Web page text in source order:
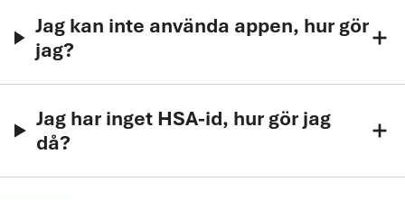
Jag kan inte använda appen, hur gör
jag?
add
Jag har inget HSA-id, hur gör jag
då?
add